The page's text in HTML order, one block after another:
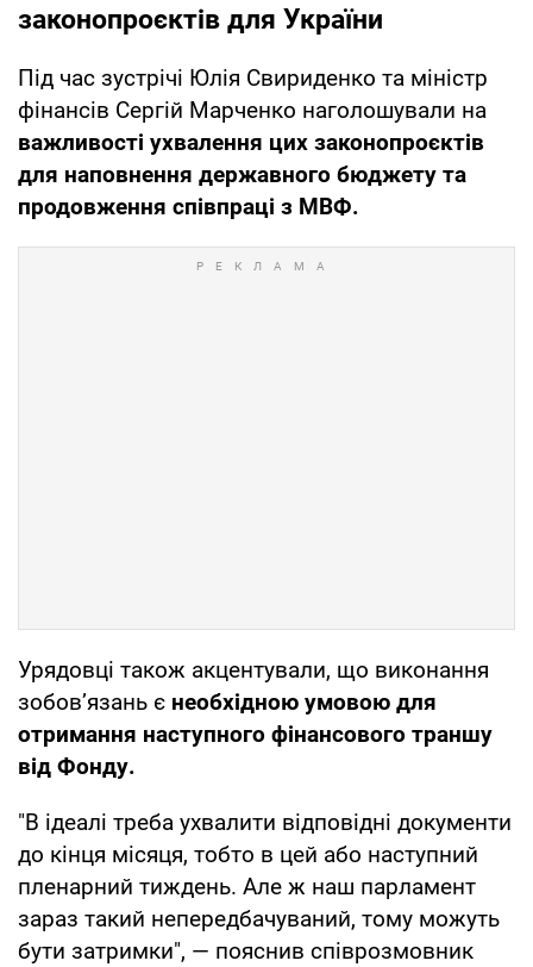
законопроєктів для України
Під час зустрічі Юлія Свириденко та міністр
фінансів Сергій Марченко наголошували на
важливості ухвалення цих законопроєктів
для наповнення державного бюджету та
продовження співпраці з МВФ.
Урядовці також акцентували, що виконання
зобов’язань є необхідною умовою для
отримання наступного фінансового траншу
від Фонду.
"В ідеалі треба ухвалити відповідні документи
до кінця місяця, тобто в цей або наступний
пленарний тиждень. Але ж наш парламент
зараз такий непередбачуваний, тому можуть
бути затримки", — пояснив співрозмовник